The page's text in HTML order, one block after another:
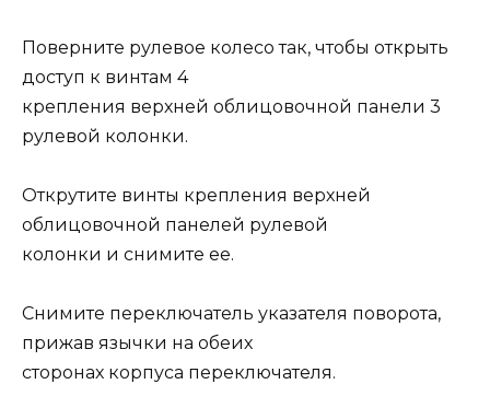
Поверните рулевое колесо так, чтобы открыть
доступ к винтам 4
крепления верхней облицовочной панели 3
рулевой колонки.
Открутите винты крепления верхней
облицовочной панелей рулевой
колонки и снимите ее.
Снимите переключатель указателя поворота,
прижав язычки на обеих
сторонах корпуса переключателя.